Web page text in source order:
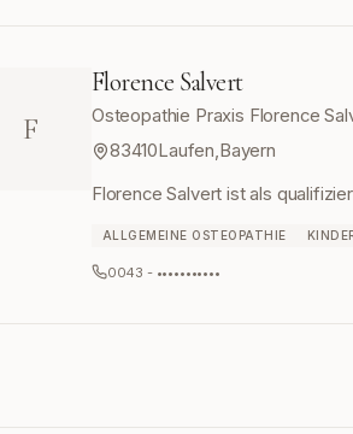
F
Florence Salvert
Osteopathie Praxis Florence
83410Laufen,Bayern
Florence Salvert ist als
ALLGEMEINE OSTEOPATHIE
0043 - •••••••••••